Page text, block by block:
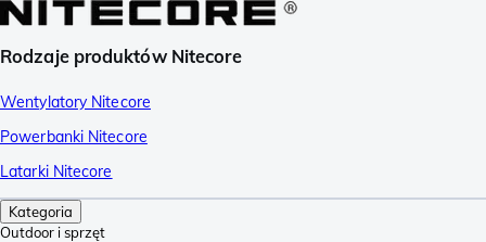
Rodzaje produktów Nitecore
Wentylatory Nitecore
Powerbanki Nitecore
Latarki Nitecore
Kategoria
Outdoor i sprzęt